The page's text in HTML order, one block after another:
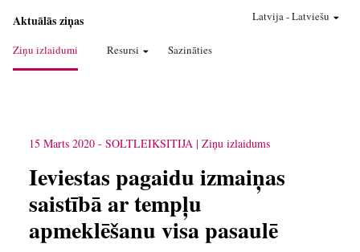
Aktuālās ziņas
Ziņu izlaidumi Resursi Sazināties
Latvija-Latviešu
15 Marts 2020 - SOLTLEIKSITIJA Ziņu izlaidums
Ieviestas pagaidu izmaiņas
saistībā ar tempļu
apmeklēšanu visa pasaulē